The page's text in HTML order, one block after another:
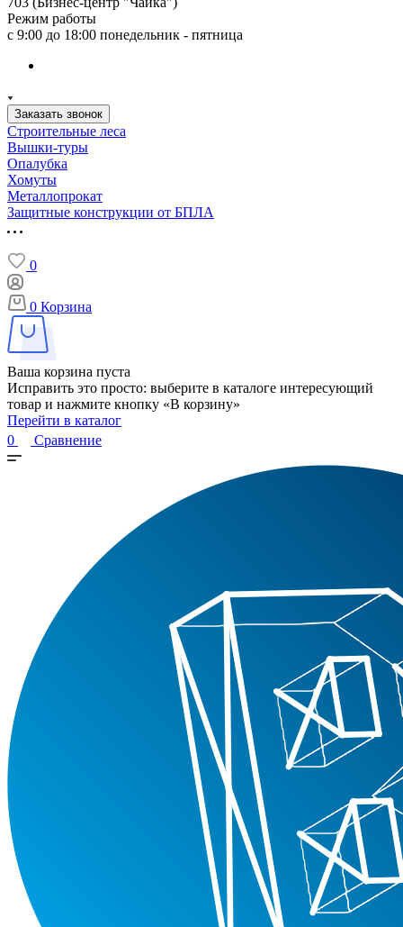
Режим работы
с 9:00 до 18:00 понедельник - пятница
Заказать звонок
Строительные леса
Вышки-туры
Опалубка
Хомуты
Металлопрокат
Защитные конструкции от БПЛА
0
0 Корзина
Ваша корзина пуста
Исправить это просто: выберите в каталоге интересующий
товар и нажмите кнопку «В корзину»
Перейти в каталог
0
Сравнение